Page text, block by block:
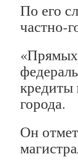
По его
частно-
кредиты
города.
Он